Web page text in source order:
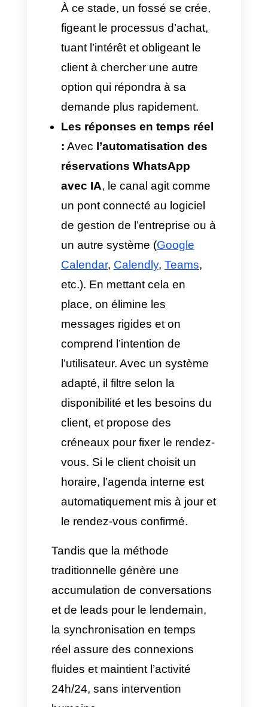
canaux de communication et
l’absence d’un outil
d’automatisation des
réservations WhatsApp avec IA.
Pour mieux comprendre, voici
comment réagissent les deux
systèmes face à la même
demande d’un client en dehors
des heures de travail :
La réponse traditionnelle :
Lorsqu’un utilisateur écrit le
soir et que l’équipe humaine
n’est pas disponible pour
répondre, WhatsApp
Business envoie un message
statique : « Merci de nous
avoir contactés, nos horaires
d’ouverture sont du lundi au
vendredi de 8h00 à 17h00. »
À ce stade, un fossé se crée,
figeant le processus d’achat,
tuant l’intérêt et obligeant le
client à chercher une autre
option qui répondra à sa
demande plus rapidement.
Les réponses en temps réel
:Avecl’automatisation des
réservations WhatsApp